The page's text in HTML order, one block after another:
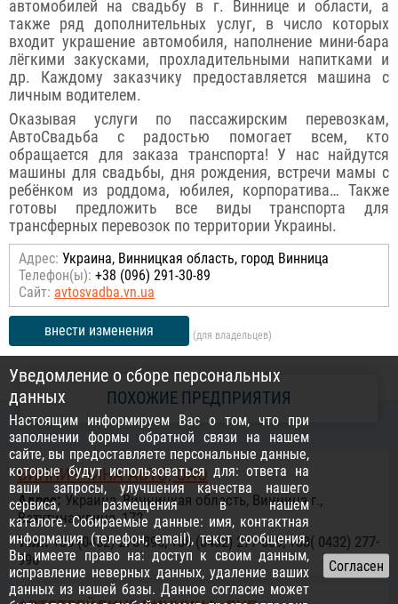
автомобилей на свадьбу в г. Виннице и области, а
также ряд дополнительных услуг, в число которых
входит украшение автомобиля, наполнение мини-бара
лёгкими закусками, прохладительными напитками и
др. Каждому заказчику предоставляется машина с
личным водителем.
Оказывая услуги по пассажирским перевозкам,
АвтоСвадьба с радостью помогает всем, кто
обращается для заказа транспорта! У нас найдутся
машины для свадьбы, дня рождения, встречи мамы с
ребёнком из роддома, юбилея, корпоратива… Также
готовы предложить все виды транспорта для
трансферных перевозок по территории Украины.
Адрес: Украина, Винницкая область, город Винница
Телефон(ы): +38 (096) 291-30-89
Сайт: avtosvadba.vn.ua
внести изменения (для владельцев)
ПОХОЖИЕ ПРЕДПРИЯТИЯ
ВИННИЧЧИНА-АВТО, ОАО
Адрес: Украина, Винницкая область, Винница г.,
Ватутина улица, 172
Тел.:+38 (0432) 278-895, +38 (0432) 277-609, +38( 0432) 277-
996
Уведомление о сборе персональных
данных
Настоящим информируем Вас о том, что при
заполнении формы обратной связи на нашем
сайте, вы предоставляете персональные данные,
которые будут использоваться для: ответа на
ваши запросы, улучшения качества нашего
сервиса, размещения в нашем
каталоге. Собираемые данные: имя, контактная
информация (телефон, email), текст сообщения.
Вы имеете право на: доступ к своим данным,
исправление неверных данных, удаление ваших
данных из нашей базы. Данное согласие может